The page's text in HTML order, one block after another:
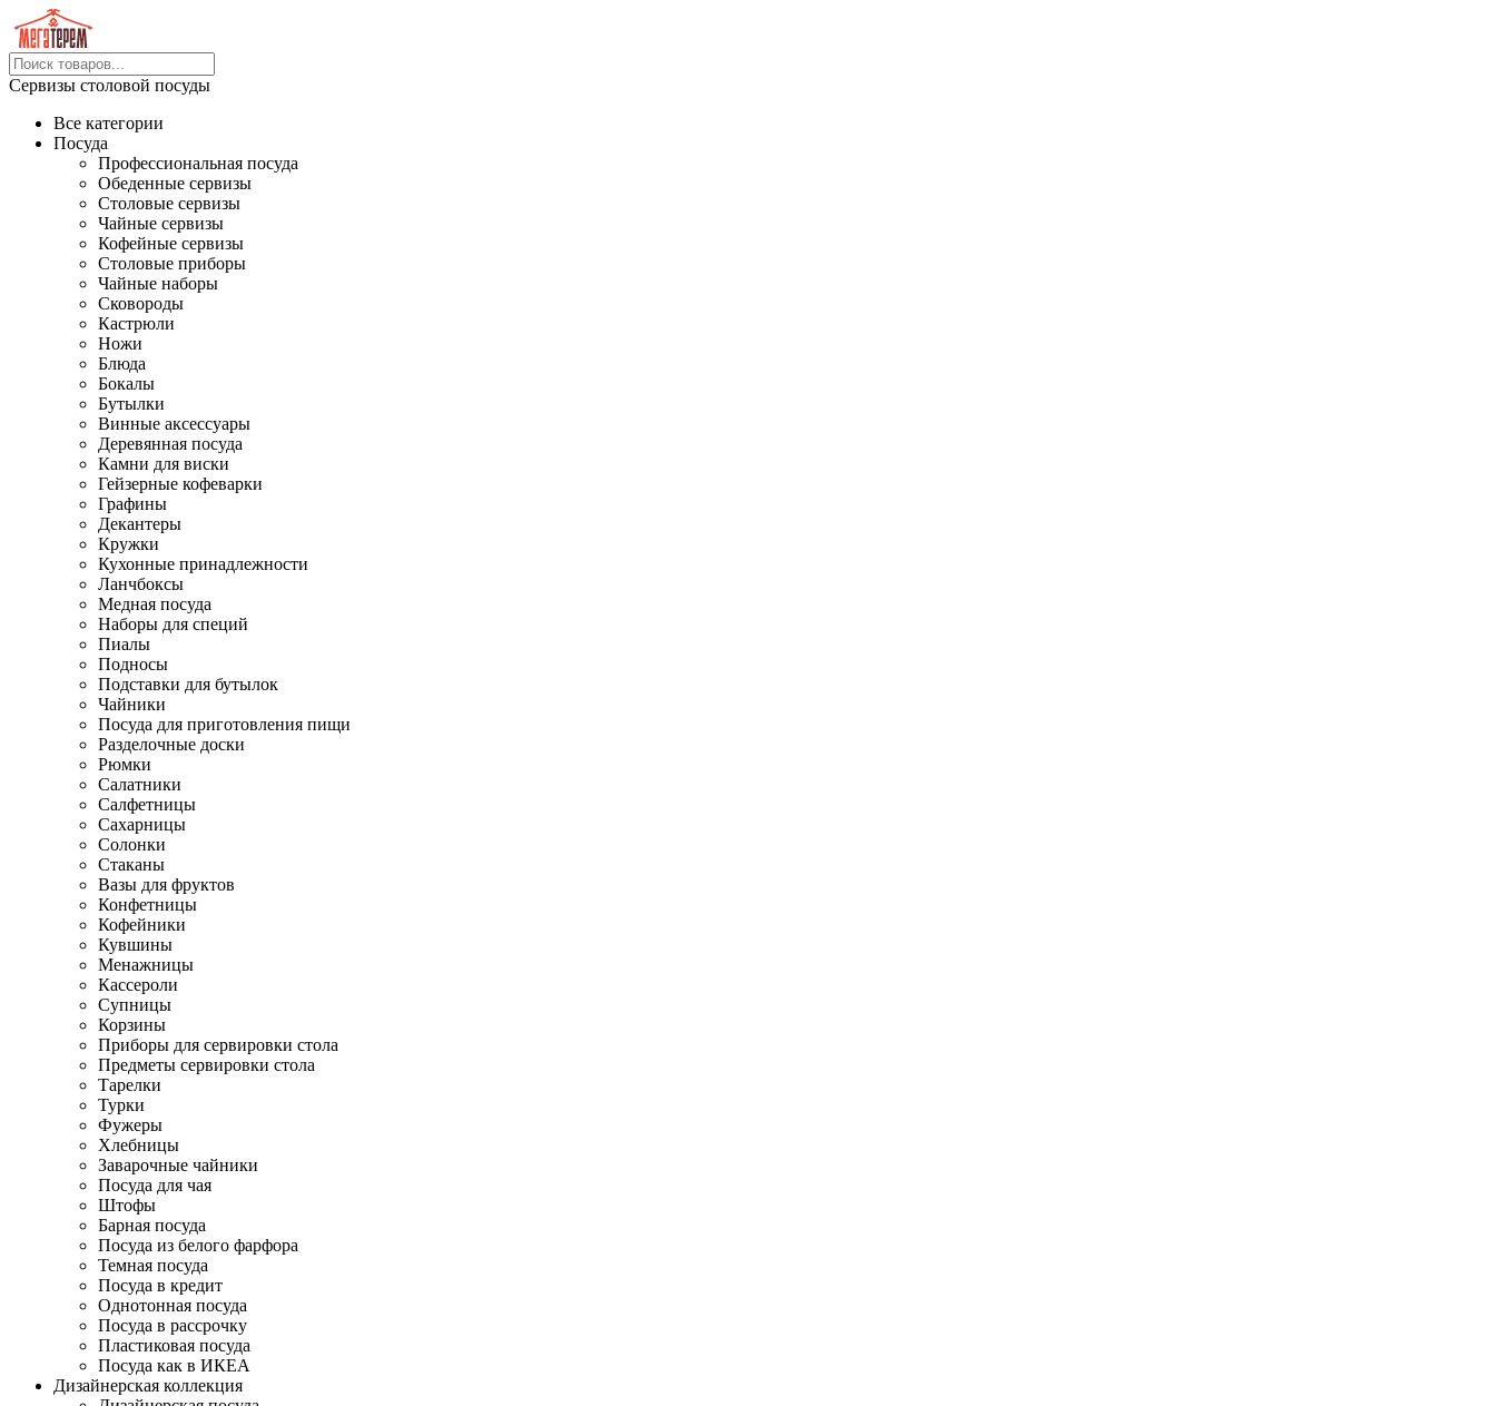
Сервизы столовой посуды
Все категории
Посуда
Профессиональная посуда
Обеденные сервизы
Столовые сервизы
Чайные сервизы
Кофейные сервизы
Столовые приборы
Чайные наборы
Сковороды
Кастрюли
Ножи
Блюда
Бокалы
Бутылки
Винные аксессуары
Деревянная посуда
Камни для виски
Гейзерные кофеварки
Графины
Декантеры
Кружки
Кухонные принадлежности
Ланчбоксы
Медная посуда
Наборы для специй
Пиалы
Подносы
Подставки для бутылок
Чайники
Посуда для приготовления пищи
Разделочные доски
Рюмки
Салатники
Салфетницы
Сахарницы
Солонки
Стаканы
Вазы для фруктов
Конфетницы
Кофейники
Кувшины
Менажницы
Кассероли
Супницы
Корзины
Приборы для сервировки стола
Предметы сервировки стола
Тарелки
Турки
Фужеры
Хлебницы
Заварочные чайники
Посуда для чая
Штофы
Барная посуда
Посуда из белого фарфора
Темная посуда
Посуда в кредит
Однотонная посуда
Посуда в рассрочку
Пластиковая посуда
Посуда как в ИКЕА
Дизайнерская коллекция